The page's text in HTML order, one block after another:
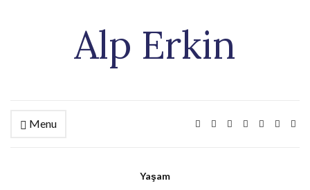
Alp Erkin
Menu
Yaşam